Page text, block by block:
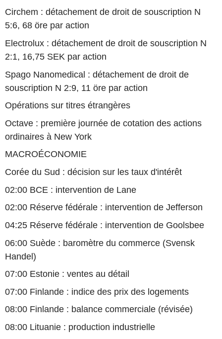
Circhem : détachement de droit de souscription N
5:6, 68 öre par action
Electrolux : détachement de droit de souscription N
2:1, 16,75 SEK par action
Spago Nanomedical : détachement de droit de
souscription N 2:9, 11 öre par action
Opérations sur titres étrangères
Octave : première journée de cotation des actions
ordinaires à New York
MACROÉCONOMIE
Corée du Sud : décision sur les taux d'intérêt
02:00 BCE : intervention de Lane
02:00 Réserve fédérale : intervention de Jefferson
04:25 Réserve fédérale : intervention de Goolsbee
06:00 Suède : baromètre du commerce (Svensk
Handel)
07:00 Estonie : ventes au détail
07:00 Finlande : indice des prix des logements
08:00 Finlande : balance commerciale (révisée)
08:00 Lituanie : production industrielle